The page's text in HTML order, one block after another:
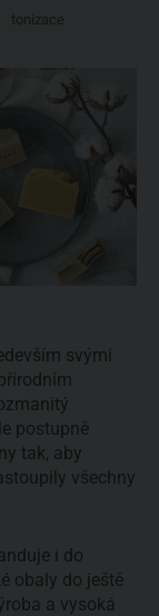
tonizace
svými
postupně
tak, aby
všechny
i do
obaly do ještě
a vysoká